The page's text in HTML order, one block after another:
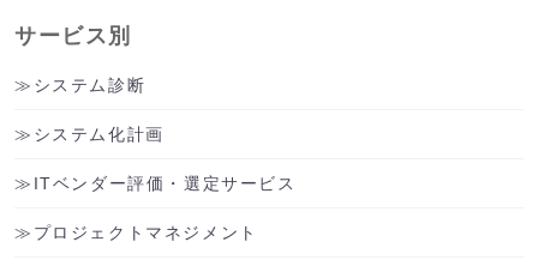
サービス別
システム診断
システム化計画
ITベンダー評価・選定サービス
プロジェクトマネジメント